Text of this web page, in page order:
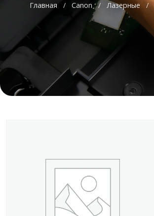
Главная / Canon / Лазерные /